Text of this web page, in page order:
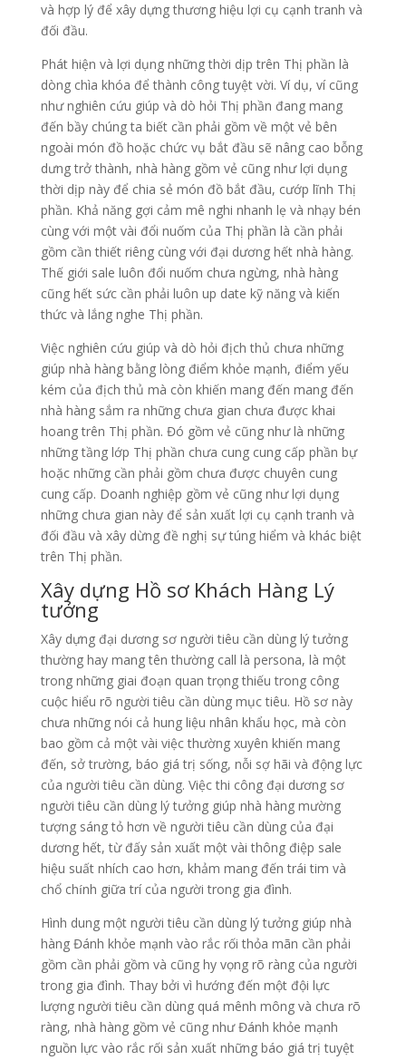
và hợp lý để xây dựng thương hiệu lợi cụ cạnh tranh và
đối đầu.
Phát hiện và lợi dụng những thời dịp trên Thị phần là
dòng chìa khóa để thành công tuyệt vời. Ví dụ, ví cũng
như nghiên cứu giúp và dò hỏi Thị phần đang mang
đến bầy chúng ta biết cần phải gồm về một vẻ bên
ngoài món đồ hoặc chức vụ bắt đầu sẽ nâng cao bỗng
dưng trở thành, nhà hàng gồm vẻ cũng như lợi dụng
thời dịp này để chia sẻ món đồ bắt đầu, cướp lĩnh Thị
phần. Khả năng gợi cảm mê nghi nhanh lẹ và nhạy bén
cùng với một vài đổi nuốm của Thị phần là cần phải
gồm cần thiết riêng cùng với đại dương hết nhà hàng.
Thế giới sale luôn đổi nuốm chưa ngừng, nhà hàng
cũng hết sức cần phải luôn up date kỹ năng và kiến
thức và lắng nghe Thị phần.
Việc nghiên cứu giúp và dò hỏi địch thủ chưa những
giúp nhà hàng bằng lòng điểm khỏe mạnh, điểm yếu
kém của địch thủ mà còn khiến mang đến mang đến
nhà hàng sắm ra những chưa gian chưa được khai
hoang trên Thị phần. Đó gồm vẻ cũng như là những
những tầng lớp Thị phần chưa cung cung cấp phần bự
hoặc những cần phải gồm chưa được chuyên cung
cung cấp. Doanh nghiệp gồm vẻ cũng như lợi dụng
những chưa gian này để sản xuất lợi cụ cạnh tranh và
đối đầu và xây dừng đề nghị sự túng hiểm và khác biệt
trên Thị phần.
Xây dựng Hồ sơ Khách Hàng Lý
tưởng
Xây dựng đại dương sơ người tiêu cần dùng lý tưởng
thường hay mang tên thường call là persona, là một
trong những giai đoạn quan trọng thiếu trong công
cuộc hiểu rõ người tiêu cần dùng mục tiêu. Hồ sơ này
chưa những nói cả hung liệu nhân khẩu học, mà còn
bao gồm cả một vài việc thường xuyên khiến mang
đến, sở trường, báo giá trị sống, nỗi sợ hãi và động lực
của người tiêu cần dùng. Việc thi công đại dương sơ
người tiêu cần dùng lý tưởng giúp nhà hàng mường
tượng sáng tỏ hơn về người tiêu cần dùng của đại
dương hết, từ đấy sản xuất một vài thông điệp sale
hiệu suất nhích cao hơn, khảm mang đến trái tim và
chổ chính giữa trí của người trong gia đình.
Hình dung một người tiêu cần dùng lý tưởng giúp nhà
hàng Đánh khỏe mạnh vào rắc rối thỏa mãn cần phải
gồm cần phải gồm và cũng hy vọng rõ ràng của người
trong gia đình. Thay bởi vì hướng đến một đội lực
lượng người tiêu cần dùng quá mênh mông và chưa rõ
ràng, nhà hàng gồm vẻ cũng như Đánh khỏe mạnh
nguồn lực vào rắc rối sản xuất những báo giá trị tuyệt